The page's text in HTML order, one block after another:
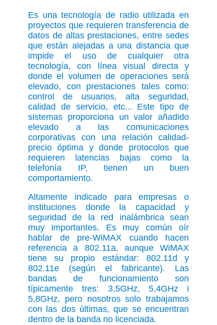
Es una tecnología de radio utilizada en
proyectos que requieren transferencia de
datos de altas prestaciones, entre sedes
que están alejadas a una distancia que
impide el uso de cualquier otra
tecnología, con línea visual directa y
donde el volumen de operaciones será
elevado, con prestaciones tales como:
control de usuarios, alta seguridad,
calidad de servicio, etc... Este tipo de
sistemas proporciona un valor añadido
elevado a las comunicaciones
corporativas con una relación calidad-
precio óptima y donde protocolos que
requieren latencias bajas como la
telefonía IP, tienen un buen
comportamiento.
Altamente indicado para empresas o
instituciones donde la capacidad y
seguridad de la red inalámbrica sean
muy importantes. Es muy común oír
hablar de pre-WiMAX cuando hacen
referencia a 802.11a, aunque WiMAX
tiene su propio estándar: 802.11d y
802.11e (según el fabricante). Las
bandas de funcionamiento son
típicamente tres: 3,5GHz, 5,4GHz i
5,8GHz, pero nosotros solo trabajamos
con las dos últimas, que se encuentran
dentro de la banda no licenciada.